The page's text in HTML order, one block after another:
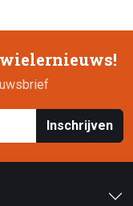
Inschrijven